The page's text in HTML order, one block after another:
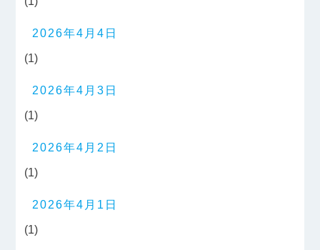
2026年4月4日
(1)
2026年4月3日
(1)
2026年4月2日
(1)
2026年4月1日
(1)